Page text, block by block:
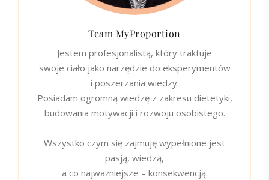
Team MyProportion
Jestem profesjonalistą, który traktuje
swoje ciało jako narzędzie do eksperymentów
i poszerzania wiedzy.
Posiadam ogromną wiedzę z zakresu dietetyki,
budowania motywacji i rozwoju osobistego.
Wszystko czym się zajmuję wypełnione jest
pasją, wiedzą,
a co najważniejsze – konsekwencją.